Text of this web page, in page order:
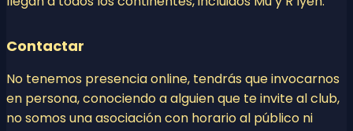
Contactar
No tenemos presencia online, tendrás que invocarnos
en persona, conociendo a alguien que te invite al club,
no somos una asociación con horario al público ni